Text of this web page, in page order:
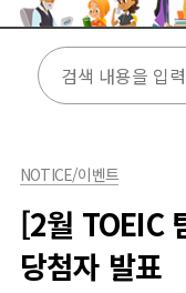
NOTICE/이벤트
[2월 TOEIC
당첨자 발표